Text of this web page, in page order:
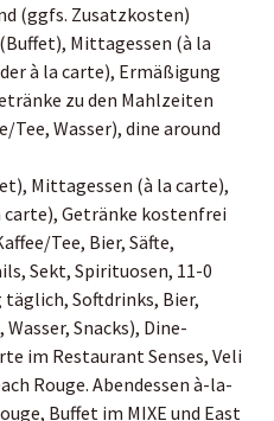
(ggfs. Zusatzkosten)
Mittagessen (à la
à la carte), Ermäßigung
zu den Mahlzeiten
Wasser), dine around
Mittagessen (à la carte),
carte), Getränke kostenfrei
Tee, Bier, Säfte,
Sekt, Spirituosen, 11-0
Softdrinks, Bier,
Snacks), Dine-
im Restaurant Senses, Veli
Rouge. Abendessen à-la-
Buffet im MIXE und East